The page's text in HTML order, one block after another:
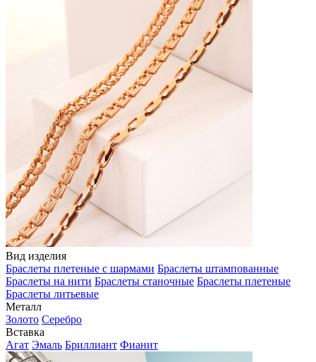
Вид изделия
Браслеты плетеные с шармами Браслеты штампованные
Браслеты на нити Браслеты станочные Браслеты плетеные
Браслеты литьевые
Металл
Золото Серебро
Вставка
Агат Эмаль Бриллиант Фианит